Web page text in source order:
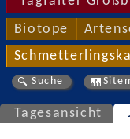
Biotope
Suche
Tagesansicht